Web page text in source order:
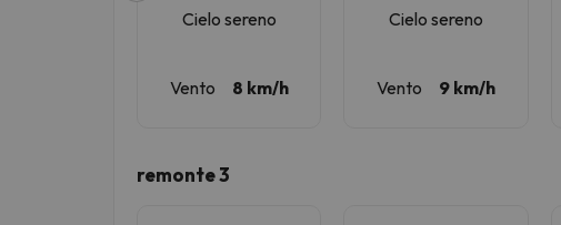
Cielo sereno
Vento 8 km/h
Cielo sereno
Vento 9 km/h
remonte 3